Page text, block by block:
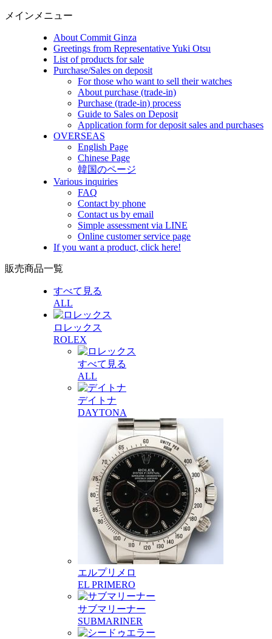
メインメニュー
About Commit Ginza
Greetings from Representative Yuki Otsu
List of products for sale
Purchase/Sales on deposit
For those who want to sell their watches
About purchase (trade-in)
Purchase (trade-in) process
Guide to Sales on Deposit
Application form for deposit sales and purchases
OVERSEAS
English Page
Chinese Page
韓国のページ
Various inquiries
FAQ
Contact by phone
Contact us by email
Simple assessment via LINE
Online customer service page
If you want a product, click here!
販売商品一覧
すべて見る
ALL
ロレックス
ROLEX
すべて見る
ALL
デイトナ
DAYTONA
エルプリメロ
EL PRIMERO
サブマリーナー
SUBMARINER